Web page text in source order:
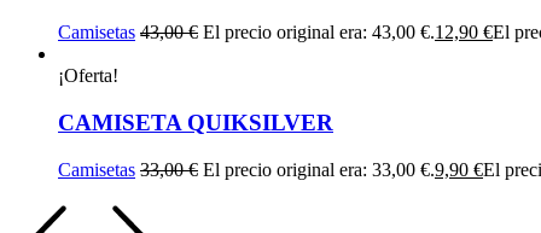
Camisetas 43,00€ El precio original era: 43,00 €.12,90 €El
¡Oferta!
CAMISETA QUIKSILVER
Camisetas 33,00€ El precio original era: 33,00 €.9,90 €El